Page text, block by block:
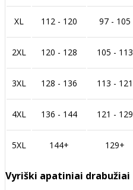
XL 112 - 120 97 - 105
2XL 120 - 128 105 - 113
3XL 128 - 136 113 - 121
4XL 136 - 144 121 - 129
5XL 144+ 129+
Vyriški apatiniai drabužiai